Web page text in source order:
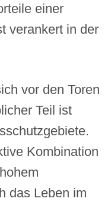
einer
verankert in der
vor den Toren
Teil ist
Kombination
das Leben im